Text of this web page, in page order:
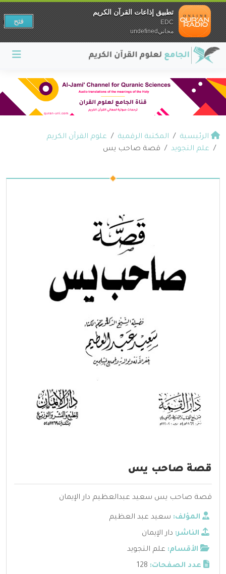
الرئيسية المكتبة الرقمية
علوم القرآن الكريم
علم التجويد
قصة صاحب يس
قصة صاحب يس
قصة صاحب يس سعيد عبدالعظيم دار الإيمان
المؤلف: سعيد عبد العظيم
الناشر: دار الإيمان
الأقسام: علم التجويد
عدد الصفحات: 128
تطبيق إذاعات القرآن الكريم
EDC
مجانيundefined
فتح